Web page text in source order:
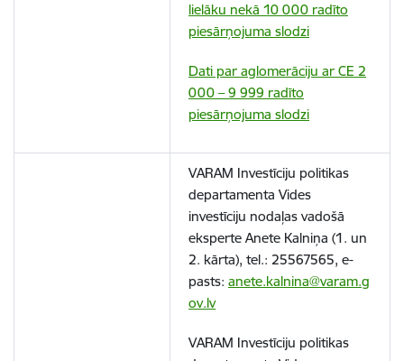
lielāku nekā 10 000 radīto
piesārņojuma slodzi
Dati par aglomerāciju ar CE 2
000 – 9 999 radīto
piesārņojuma slodzi
VARAM Investīciju politikas
departamenta Vides
investīciju nodaļas vadošā
eksperte Anete Kalniņa (1. un
2. kārta), tel.: 25567565, e-
pasts: anete.kalnina@varam.g
ov.lv
VARAM Investīciju politikas